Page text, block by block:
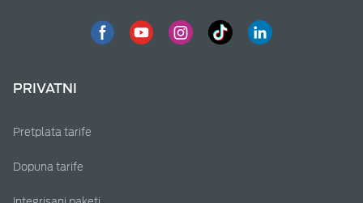
PRIVATNI
Pretplata tarife
Dopuna tarife